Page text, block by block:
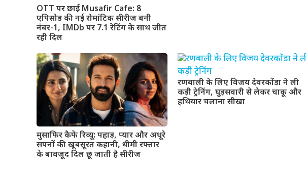
OTT पर छाई Musafir Cafe: 8
एपिसोड की नई रोमांटिक सीरीज बनी
नंबर-1, IMDb पर 7.1 रेटिंग के साथ जीत
रही दिल
मुसाफिर कैफे रिव्यू: पहाड़, प्यार और अधूरे
सपनों की खूबसूरत कहानी, धीमी रफ्तार
के बावजूद दिल छू जाती है सीरीज
रणबाली के लिए विजय देवरकोंडा ने ली
कड़ी ट्रेनिंग, घुड़सवारी से लेकर चाकू और
हथियार चलाना सीखा